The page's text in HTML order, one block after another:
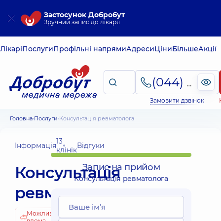
Застосунок Добробут
Зручний запис до лікаря
ЛікаріПослугиПрофільні напрямиАдресиЦіниБільшеАкції
(044) 495-2-888
Замовити дзвінок
Головна Послуги Консультація ревматолога
Інформація13
клінікВідгуки
Консультація
ревматолога
Можливо
Запис на прийом
Консультація ревматолога